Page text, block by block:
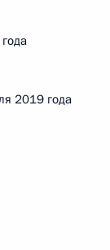
года